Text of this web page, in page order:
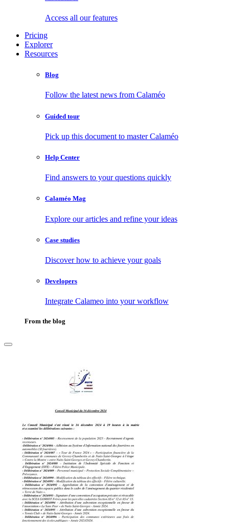
Access all our features
Pricing
Explorer
Resources
Blog
Follow the latest news from Calaméo
Guided tour
Pick up this document to master Calaméo
Help Center
Find answers to your questions quickly
Calaméo Mag
Explore our articles and refine your ideas
Case studies
Discover how to achieve your goals
Developers
Integrate Calameo into your workflow
From the blog